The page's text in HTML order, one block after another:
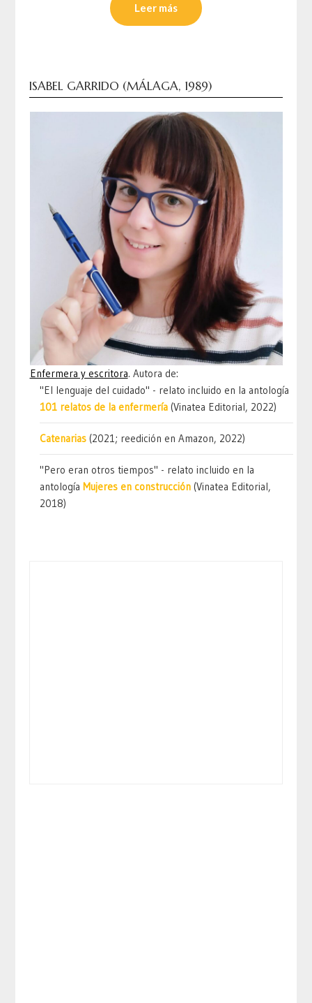
Leer más
ISABEL GARRIDO (MÁLAGA, 1989)
Enfermera y escritora. Autora de:
"El lenguaje del cuidado" - relato incluido en la antología
101 relatos de la enfermería (Vinatea Editorial, 2022)
Catenarias (2021; reedición en Amazon, 2022)
"Pero eran otros tiempos" - relato incluido en la
antologíaMujeres en construcción (Vinatea Editorial,
2018)